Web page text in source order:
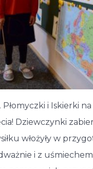
i Iskierki
Dziewczynki
włożyły w
i z